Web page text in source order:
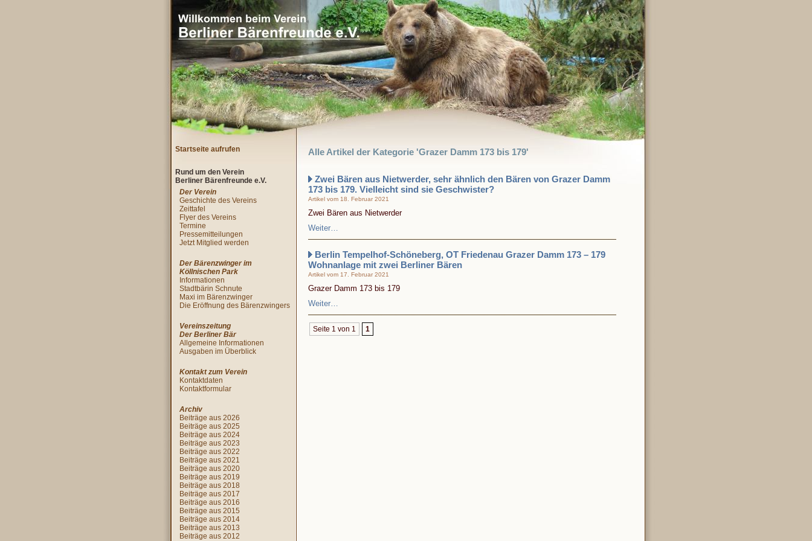
Alle Artikel der Kategorie 'Grazer Damm 173 bis 179'
Zwei Bären aus Nietwerder, sehr ähnlich den Bären von Grazer Damm
173 bis 179. Vielleicht sind sie Geschwister?
Artikel vom 18. Februar 2021
Zwei Bären aus Nietwerder
Weiter…
Berlin Tempelhof-Schöneberg, OT Friedenau Grazer Damm 173 – 179
Wohnanlage mit zwei Berliner Bären
Artikel vom 17. Februar 2021
Grazer Damm 173 bis 179
Weiter…
Seite 1 von 1 1
Startseite aufrufen
Rund um den Verein
Berliner Bärenfreunde e.V.
Der Verein
Geschichte des Vereins
Zeittafel
Flyer des Vereins
Termine
Pressemitteilungen
Jetzt Mitglied werden
Der Bärenzwinger im
Köllnischen Park
Informationen
Stadtbärin Schnute
Maxi im Bärenzwinger
Die Eröffnung des Bärenzwingers
Vereinszeitung
Der Berliner Bär
Allgemeine Informationen
Ausgaben im Überblick
Kontakt zum Verein
Kontaktdaten
Kontaktformular
Archiv
Beiträge aus 2026
Beiträge aus 2025
Beiträge aus 2024
Beiträge aus 2023
Beiträge aus 2022
Beiträge aus 2021
Beiträge aus 2020
Beiträge aus 2019
Beiträge aus 2018
Beiträge aus 2017
Beiträge aus 2016
Beiträge aus 2015
Beiträge aus 2014
Beiträge aus 2013
Beiträge aus 2012